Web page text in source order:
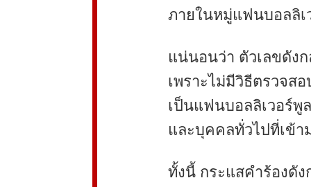
ภายในหมู่แฟนบอลลิเ
แน่นอนว่า ตัวเลขดัง
เพราะไม่มีวิธีตรวจส
เป็นแฟนบอลลิเวอร์
และบุคคลทั่วไปที่เข้า
ทั้งนี้ กระแสคำร้องดั